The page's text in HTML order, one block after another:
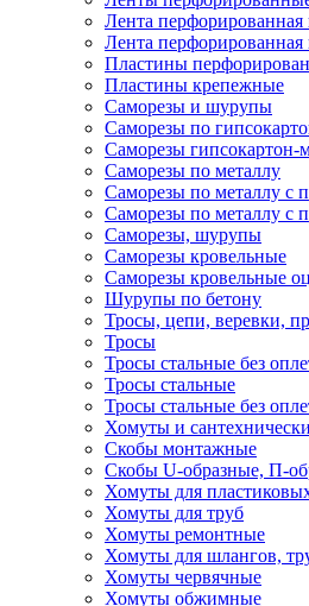
Лента перфорированная
Лента перфорированная
Пластины
Пластины крепежные
Саморезы и шурупы
Саморезы по
Саморезы гипсокартон-
Саморезы по металлу
Саморезы по металлу с
Саморезы по металлу с
Саморезы, шурупы
Саморезы кровельные
Саморезы кровельные
Шурупы по бетону
Тросы, цепи, веревки,
Тросы
Тросы стальные без
Тросы стальные
Тросы стальные без
Хомуты и
Скобы монтажные
Скобы U-образные, П-
Хомуты для
Хомуты для труб
Хомуты ремонтные
Хомуты для шлангов,
Хомуты червячные
Хомуты обжимные